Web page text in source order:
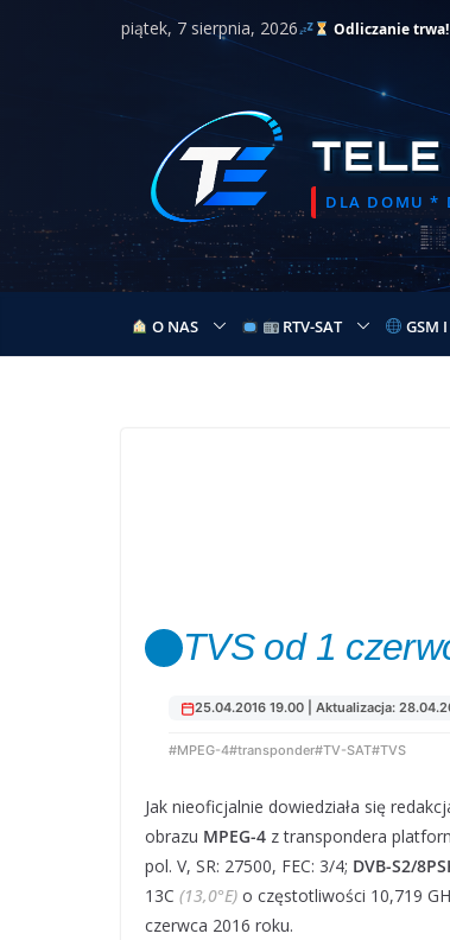
piątek, 7 sierpnia, 2026 Odliczanie trwa!
TELE
DLA DOMU *
O NAS RTV-SAT GSM I
TVS od 1
25.04.2016 19.00 | Aktualizacja:
#MPEG-4#transponder#TV-SAT#TVS
Jak nieoficjalnie dowiedziała się
obrazu MPEG-4 z transpondera
pol. V, SR: 27500, FEC: 3/4; DVB-S2/
13C (13,0°E) o częstotliwości 10,719
czerwca 2016 roku.